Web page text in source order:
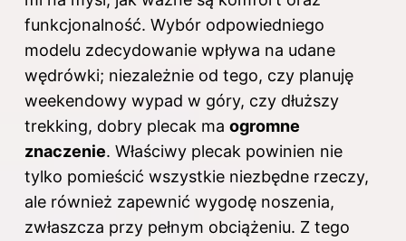
funkcjonalność. Wybór odpowiedniego
modelu zdecydowanie wpływa na udane
wędrówki; niezależnie od tego, czy planuję
weekendowy wypad w góry, czy dłuższy
trekking, dobry plecak ma ogromne
znaczenie. Właściwy plecak powinien nie
tylko pomieścić wszystkie niezbędne rzeczy,
ale również zapewnić wygodę noszenia,
zwłaszcza przy pełnym obciążeniu. Z tego